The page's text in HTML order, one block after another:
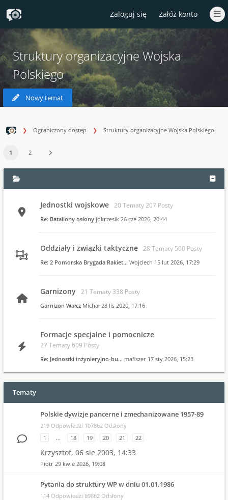
Zaloguj się Załóż konto
Struktury organizacyjne Wojska
Polskiego
Nowy temat
Ograniczony dostęp Struktury organizacyjne Wojska Polskiego
1 2
Jednostki wojskowe 20 Tematy 207 Posty
Re: Bataliony osłony jokrzesik 26 cze 2026, 20:44
Oddziały i związki taktyczne 28 Tematy 500 Posty
Re: 2 Pomorska Brygada Rakiet… Wojciech 15 lut 2026, 17:29
Garnizony 21 Tematy 338 Posty
Garnizon Wałcz Michał 28 lis 2020, 17:16
Formacje specjalne i pomocnicze
27 Tematy 609 Posty
Re: Jednostki inżynieryjno-bu… mafiszer 17 sty 2026, 15:23
Tematy
Polskie dywizje pancerne i zmechanizowane 1957-89
219 Odpowiedzi 107862 Odsłony
1
… 18 19 20 21 22
Krzysztof, 06 sie 2003, 14:33
Piotr 29 kwie 2026, 19:08
Pytania do struktury WP w dniu 01.01.1986
114 Odpowiedzi 69862 Odsłony